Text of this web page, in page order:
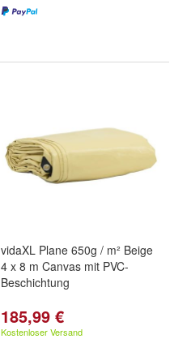
vidaXL Plane 650g / m² Beige
4 x 8 m Canvas mit PVC-
Beschichtung
185,99 €
Kostenloser Versand